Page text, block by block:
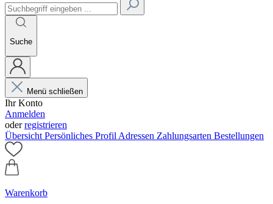
Suche
Menü schließen
Ihr Konto
Anmelden
oderregistrieren
Übersicht Persönliches Profil Adressen Zahlungsarten Bestellungen
Warenkorb